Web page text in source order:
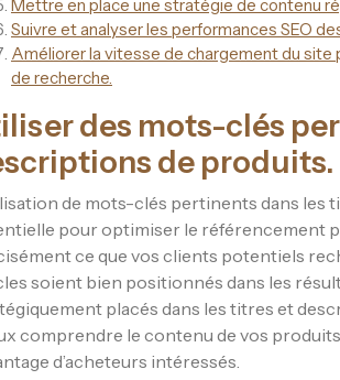
Mettre en place une stratégie de contenu
Suivre et analyser les performances SEO
Améliorer la vitesse de chargement du site
de recherche.
des mots-clés
de produits.
de mots-clés pertinents dans
pour optimiser le référencement
ce que vos clients potentiels
soient bien positionnés dans les
placés dans les titres et
comprendre le contenu de vos
d’acheteurs intéressés.